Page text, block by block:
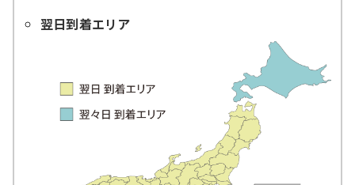
翌日到着エリア